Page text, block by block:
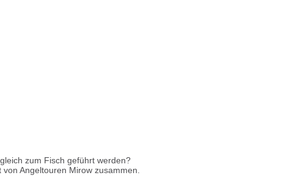
zum Fisch geführt werden?
Angeltouren Mirow zusammen.